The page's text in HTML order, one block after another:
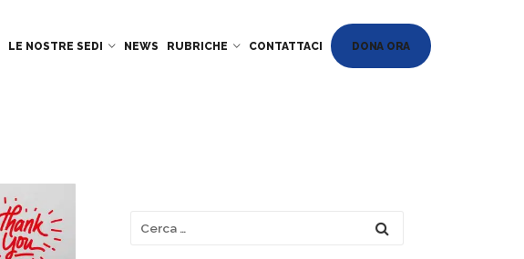
LE NOSTRE SEDI NEWS RUBRICHE CONTATTACI DONA ORA